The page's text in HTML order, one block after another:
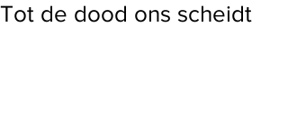
Tot de dood ons scheidt